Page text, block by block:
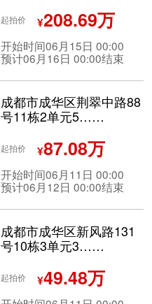
起拍价 ¥208.69万
开始时间06月15日 00:00
预计06月16日 00:00结束
成都市成华区荆翠中路88
号11栋2单元5……
起拍价 ¥87.08万
开始时间06月11日 00:00
预计06月12日 00:00结束
成都市成华区新风路131
号10栋3单元3……
起拍价 ¥49.48万